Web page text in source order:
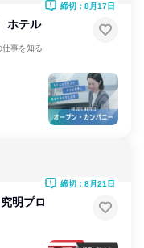
ホテル
仕事を知る
締切：8月17日
明プロ
締切：8月21日